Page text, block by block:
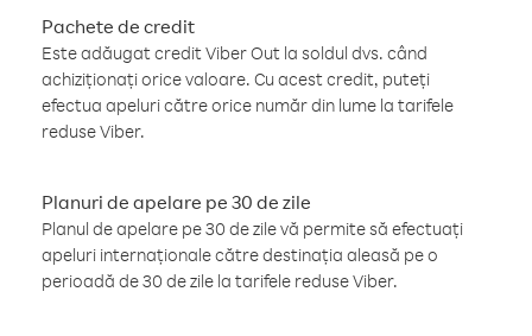
Pachete de credit
Este adăugat credit Viber Out la soldul dvs. când
achiziționați orice valoare. Cu acest credit, puteți
efectua apeluri către orice număr din lume la tarifele
reduse Viber.
Planuri de apelare pe 30 de zile
Planul de apelare pe 30 de zile vă permite să efectuați
apeluri internaționale către destinația aleasă pe o
perioadă de 30 de zile la tarifele reduse Viber.